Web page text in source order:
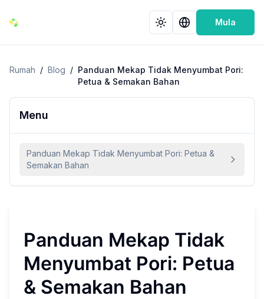
Mula
Rumah / Blog / Panduan Mekap Tidak Menyumbat Pori:
Petua & Semakan Bahan
Menu
Panduan Mekap Tidak Menyumbat Pori: Petua &
Semakan Bahan
Panduan Mekap Tidak
Menyumbat Pori: Petua
& Semakan Bahan